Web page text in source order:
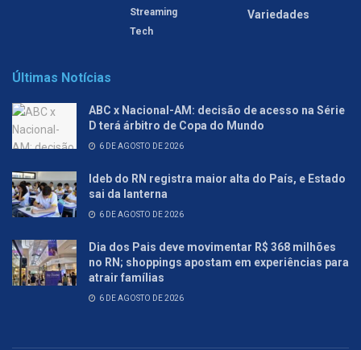
Streaming
Tech
Variedades
Últimas Notícias
ABC x Nacional-AM: decisão de acesso na Série
D terá árbitro de Copa do Mundo
6 DE AGOSTO DE 2026
Ideb do RN registra maior alta do País, e Estado
sai da lanterna
6 DE AGOSTO DE 2026
Dia dos Pais deve movimentar R$ 368 milhões
no RN; shoppings apostam em experiências para
atrair famílias
6 DE AGOSTO DE 2026